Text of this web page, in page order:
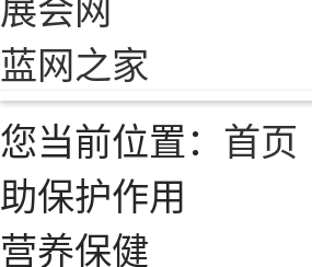
蓝网之家
您当前位置： 首页
助保护作用
营养保健